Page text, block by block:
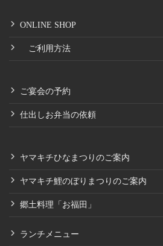
ONLINE SHOP
ご利用方法
ご宴会の予約
仕出しお弁当の依頼
ヤマキチひなまつりのご案内
ヤマキチ鯉のぼりまつりのご案内
郷土料理「お福田」
ランチメニュー